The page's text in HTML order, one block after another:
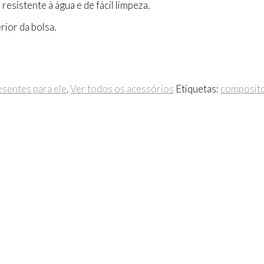
à água e de fácil limpeza.
da bolsa.
para ele,Ver todos os acessórios Etiquetas: